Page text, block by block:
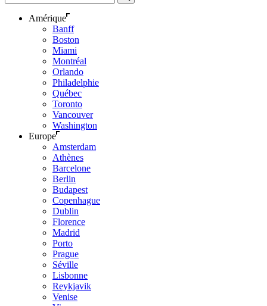
Amérique
Banff
Boston
Miami
Montréal
Orlando
Philadelphie
Québec
Toronto
Vancouver
Washington
Europe
Amsterdam
Athènes
Barcelone
Berlin
Budapest
Copenhague
Dublin
Florence
Madrid
Porto
Prague
Séville
Lisbonne
Reykjavik
Venise